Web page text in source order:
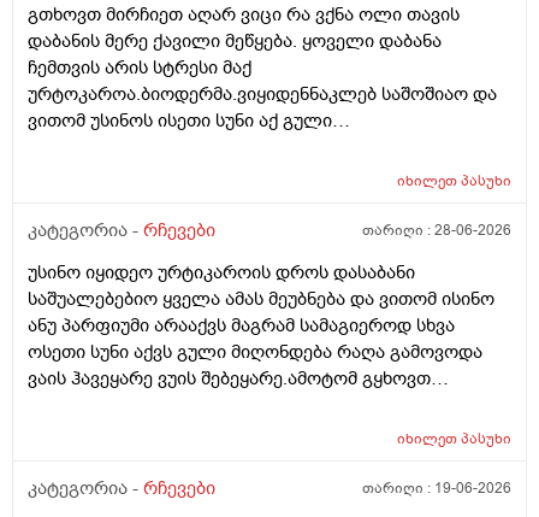
გთხოვთ მირჩიეთ აღარ ვიცი რა ვქნა ოლი თავის
დაბანის მერე ქავილი მეწყება. ყოველი დაბანა
ჩემთვის არის სტრესი მაქ
ურტოკაროა.ბიოდერმა.ვიყიდენნაკლებ საშოშიაო და
ვითომ უსინოს ისეთი სუნი აქ გული
დამატენიანებელი შამპუნიც მაგრამ ყველაფერზე
შემიხლია ვიტანკები.რამე მირჩიეთ დამპუნი რა რომ
ამექავოს.ბიბხიანოს შამპუნი რომ ვიყიდო ბაბეზ3
უარესი ხომ არარის?მხოლპდ ბიბცოანის საპობს იტანს
ტანოს კანი მაგრამ შამპუნი აოხმაროა და ასე მგონია
ბაბე იფრო ნახია და თუ ბაბე მახლევს ქავილს ბიბჩენი
იგრო მომცემს?სავატაუდოთ სიმშრალისგან მექავება
ბინჩენი უკეთესია რონელი?სხვადასხვა აქვს ბუბჩენს
იხილეთპასუხი
კატეგორია - რჩევები თარიღი :28-06-2026
უსინო იყიდეო ურტიკაროის დროს დასაბანი
საშუალებებიო ყველა ამას მეუბნება და ვითომ ისინო
ანუ პარფიუმი არააქვს მაგრამ სამაგიეროდ სხვა
ოსეთი სუნი აქვს გული მიღონდება რაღა გამოვოდა
ვაის ჰავეყარე ვუის შებეყარე.ამოტომ გყხოვთ
დამატენიანებელ შამპუნს თაფლით რომ აროს იმას და
ბუბჩენის შამპუნი რომ ვიყიდო იმად?
იხილეთპასუხი
კატეგორია - რჩევები თარიღი : 19-06-2026